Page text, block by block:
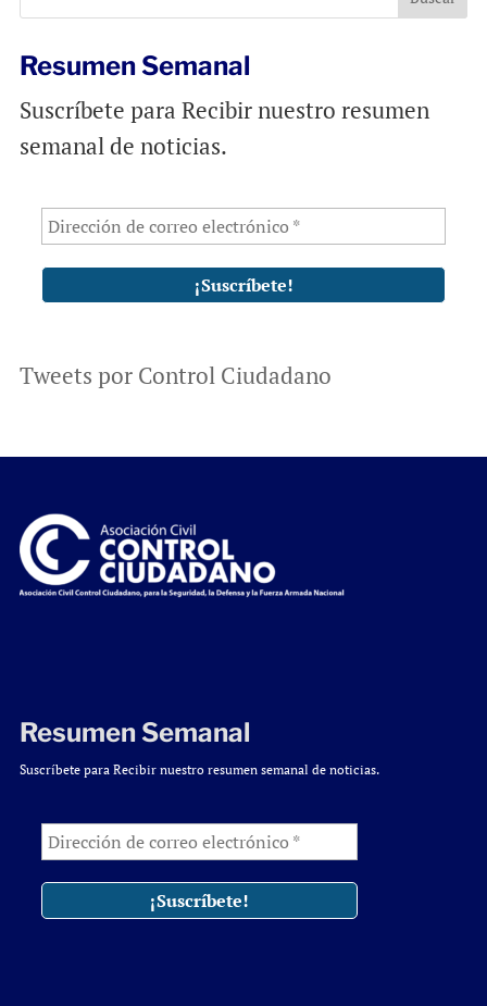
Resumen Semanal
Suscríbete para Recibir nuestro resumen
semanal de noticias.
Tweets por Control Ciudadano
Resumen Semanal
Suscríbete para Recibir nuestro resumen semanal de noticias.